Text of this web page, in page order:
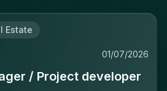
Estate
01/07/2026
/ Project developer